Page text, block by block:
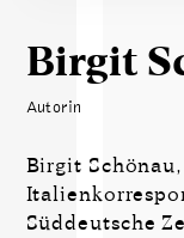
Birgit
Autorin
Birgit
Süddeutsche